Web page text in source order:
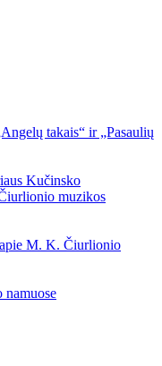
takais“ ir „Pasaulių
Kučinsko
muzikos
M. K. Čiurlionio